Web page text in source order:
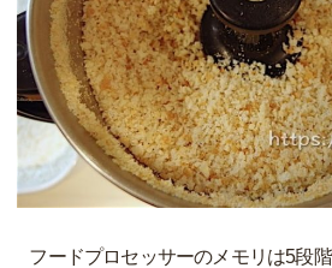
フードプロセッサーのメモリは5段